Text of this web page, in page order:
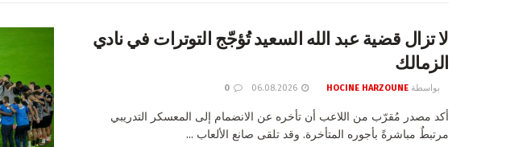
لا تزال قضية عبد الله السعيد تُؤجّج التوترات في نادي
الزمالك
بواسطة HOCINE HARZOUNE
أكد مصدر مُقرّب من اللاعب أن تأخره عن الانضمام إلى المعسكر التدريبي
مرتبطٌ مباشرةً بأجوره المتأخرة. وقد تلقى صانع الألعاب ...